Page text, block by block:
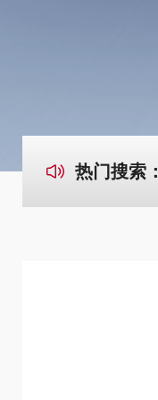
热门搜索：